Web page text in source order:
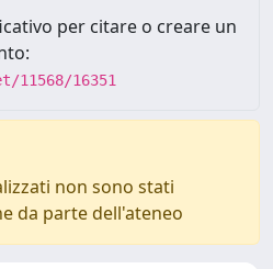
per citare o creare un
16351
non sono stati
da parte dell'ateneo